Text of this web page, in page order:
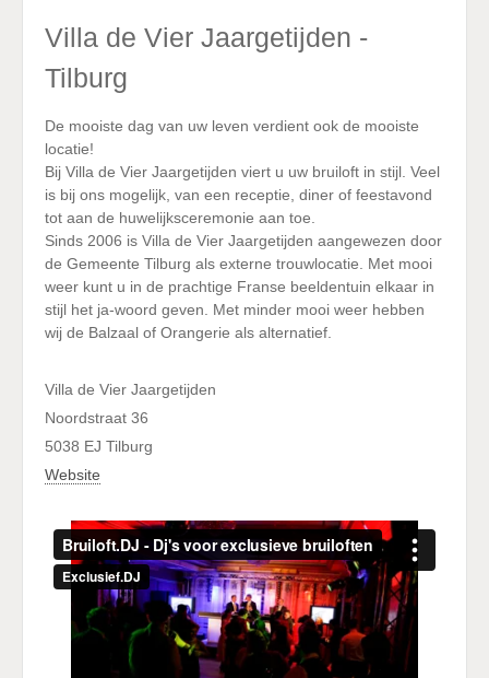
Villa de Vier Jaargetijden -
Tilburg
De mooiste dag van uw leven verdient ook de mooiste
locatie!
Bij Villa de Vier Jaargetijden viert u uw bruiloft in stijl. Veel
is bij ons mogelijk, van een receptie, diner of feestavond
tot aan de huwelijksceremonie aan toe.
Sinds 2006 is Villa de Vier Jaargetijden aangewezen door
de Gemeente Tilburg als externe trouwlocatie. Met mooi
weer kunt u in de prachtige Franse beeldentuin elkaar in
stijl het ja-woord geven. Met minder mooi weer hebben
wij de Balzaal of Orangerie als alternatief.
Villa de Vier Jaargetijden
Noordstraat 36
5038 EJ Tilburg
Website